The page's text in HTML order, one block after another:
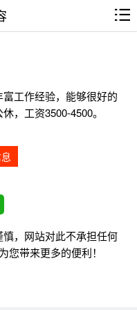
工作经验，能够很好的
，工资3500-4500。
，网站对此不承担任何
您带来更多的便利！